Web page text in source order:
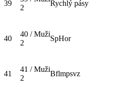
39
2
Rychlý pásy
40
40 / Muži
2
SpHor
41
41 / Muži
2
Bflmpsvz